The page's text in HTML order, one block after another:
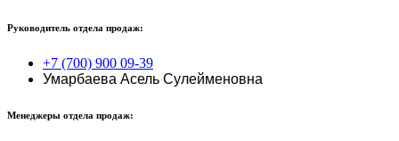
Руководитель отдела продаж:
+7 (700) 900 09-39
Умарбаева Асель Сулейменовна
Менеджеры отдела продаж: